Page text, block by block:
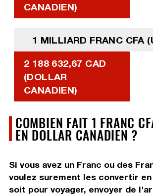
CANADIEN)
1 MILLIARD FRANC CFA
2 188 632,67 CAD
(DOLLAR
CANADIEN)
COMBIEN FAIT 1 FRANC
EN DOLLAR CANADIEN ?
Si vous avez un Franc ou des
voulez surement les convertir
soit pour voyager, envoyer de